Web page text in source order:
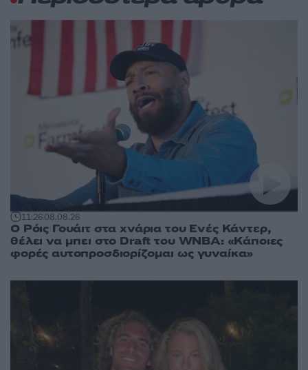
11:2608.08.26
Ο Ρόις Γουάιτ στα χνάρια του Ενές Κάντερ,
θέλει να μπει στο Draft του WNBA: «Κάποιες
φορές αυτοπροσδιορίζομαι ως γυναίκα»